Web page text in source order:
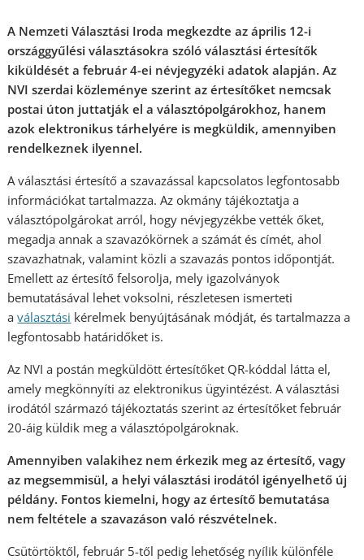
A Nemzeti Választási Iroda megkezdte az április 12-i
országgyűlési választásokra szóló választási értesítők
kiküldését a február 4-ei névjegyzéki adatok alapján. Az
NVI szerdai közleménye szerint az értesítőket nemcsak
postai úton juttatják el a választópolgárokhoz, hanem
azok elektronikus tárhelyére is megküldik, amennyiben
rendelkeznek ilyennel.
A választási értesítő a szavazással kapcsolatos legfontosabb
információkat tartalmazza. Az okmány tájékoztatja a
választópolgárokat arról, hogy névjegyzékbe vették őket,
megadja annak a szavazókörnek a számát és címét, ahol
szavazhatnak, valamint közli a szavazás pontos időpontját.
Emellett az értesítő felsorolja, mely igazolványok
bemutatásával lehet voksolni, részletesen ismerteti
aválasztási kérelmek benyújtásának módját, és tartalmazza a
legfontosabb határidőket is.
Az NVI a postán megküldött értesítőket QR-kóddal látta el,
amely megkönnyíti az elektronikus ügyintézést. A választási
irodától származó tájékoztatás szerint az értesítőket február
20-áig küldik meg a választópolgároknak.
Amennyiben valakihez nem érkezik meg az értesítő, vagy
az megsemmisül, a helyi választási irodától igényelhető új
példány. Fontos kiemelni, hogy az értesítő bemutatása
nem feltétele a szavazáson való részvételnek.
Csütörtöktől, február 5-től pedig lehetőség nyílik különféle